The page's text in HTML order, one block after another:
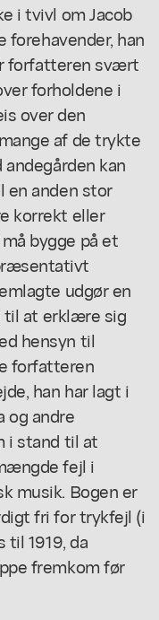
i tvivl om Jacob
forehavender, han
forfatteren svært
forholdene i
over den
af de trykte
kan
en anden stor
korrekt eller
bygge på et
udgør en
til at erklære sig
hensyn til
forfatteren
han har lagt i
og andre
i stand til at
fejl i
musik. Bogen er
fri for trykfejl (i
til 1919, da
fremkom før